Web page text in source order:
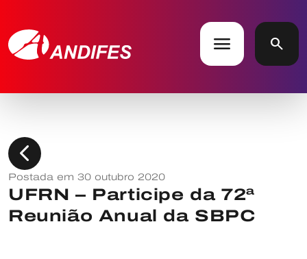
menu search
chevron_left
Postada em 30 outubro 2020
UFRN – Participe da 72ª
Reunião Anual da SBPC